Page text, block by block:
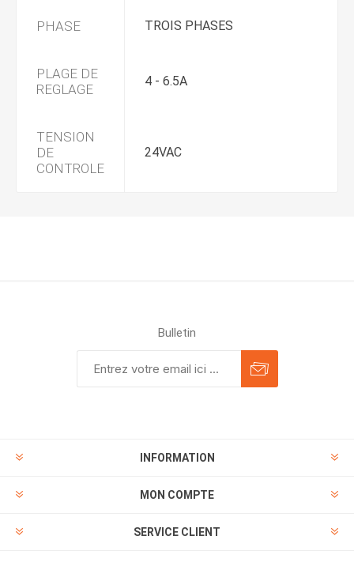
PHASE TROIS PHASES
PLAGE DE
REGLAGE
4 - 6.5A
TENSION
DE
CONTROLE
24VAC
Bulletin
INFORMATION
MON COMPTE
SERVICE CLIENT